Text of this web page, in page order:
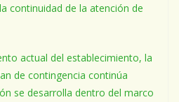
continuidad de la atención de
actual del establecimiento, la
de contingencia continúa
se desarrolla dentro del marco